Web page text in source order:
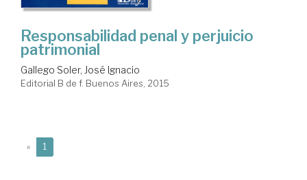
Responsabilidad penal y perjuicio
patrimonial
Gallego Soler, José Ignacio
Editorial B de f. Buenos Aires, 2015
« 1